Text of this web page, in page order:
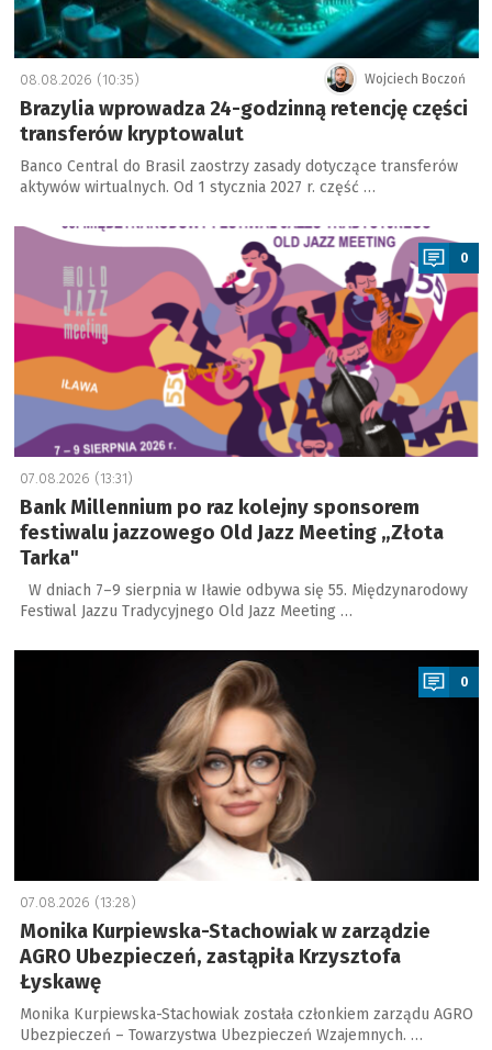
Wojciech Boczoń
08.08.2026 (10:35)
Brazylia wprowadza 24-godzinną retencję części
transferów kryptowalut
Banco Central do Brasil zaostrzy zasady dotyczące transferów
aktywów wirtualnych. Od 1 stycznia 2027 r. część …
a
0
07.08.2026 (13:31)
Bank Millennium po raz kolejny sponsorem
festiwalu jazzowego Old Jazz Meeting „Złota
Tarka"
W dniach 7–9 sierpnia w Iławie odbywa się 55. Międzynarodowy
Festiwal Jazzu Tradycyjnego Old Jazz Meeting …
a
0
07.08.2026 (13:28)
Monika Kurpiewska-Stachowiak w zarządzie
AGRO Ubezpieczeń, zastąpiła Krzysztofa
Łyskawę
Monika Kurpiewska-Stachowiak została członkiem zarządu AGRO
Ubezpieczeń – Towarzystwa Ubezpieczeń Wzajemnych. …